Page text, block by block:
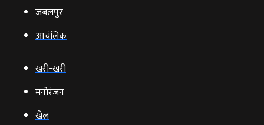
जबलपुर
आचंलिक
खरी-खरी
मनोरंजन
खेल